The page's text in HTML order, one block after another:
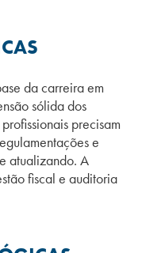
da carreira em
sólida dos
precisam
e
atualizando. A
fiscal e auditoria